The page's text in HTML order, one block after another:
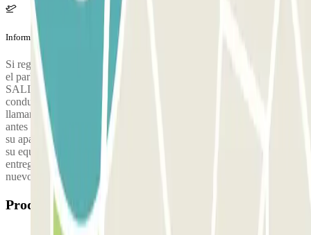
Informação adicional
Si regresas por la tarde y tu vuelo se retrasa, ponte en contacto con
el parking lo antes posible. DOS HORAS ANTES DE LA
SALIDA: Recibirás un SMS con el número de teléfono del
conductor que recogerá tu vehículo en la terminal. Tendrás que
llamar 15 minutos antes de la hora de recogida establecida. 1 hora
antes de su regreso: recibirá un SMS con el número de teléfono de
su aparcacoches para confirmar su llegada en cuanto haya recogido
su equipaje. Le estará esperando con su vehículo en el punto de
entrega de su terminal de llegada, listo para ponerse en marcha de
nuevo.
Produtos disponíveis